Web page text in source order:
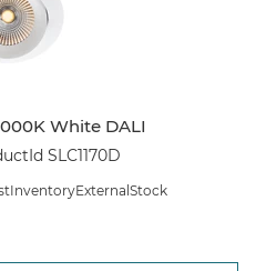
White DALI
SLC1170D